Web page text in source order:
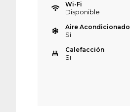
Wi-Fi
Disponible
Aire Acondicionado
Si
Calefacción
Si